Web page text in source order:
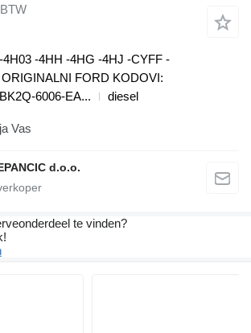
-4H03 -4HH -4HG -4HJ -CYFF -
FORD KODOVI:
6006-EA...
diesel
Vas
d.o.o.
te vinden?